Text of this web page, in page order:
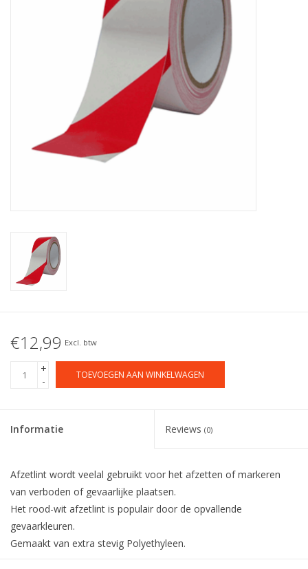
€12,99 Excl. btw
+
-
TOEVOEGEN AAN WINKELWAGEN
Informatie Reviews (0)
Afzetlint wordt veelal gebruikt voor het afzetten of markeren
van verboden of gevaarlijke plaatsen.
Het rood-wit afzetlint is populair door de opvallende
gevaarkleuren.
Gemaakt van extra stevig Polyethyleen.